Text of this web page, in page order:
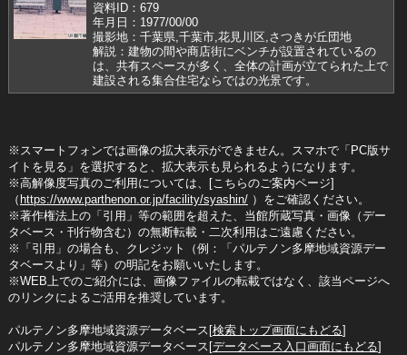
資料ID：679
年月日：1977/00/00
撮影地：千葉県,千葉市,花見川区,さつきが丘団地
解説：建物の間や商店街にベンチが設置されているの
は、共有スペースが多く、全体の計画が立てられた上で
建設される集合住宅ならではの光景です。
※スマートフォンでは画像の拡大表示ができません。スマホで「PC版サ
イトを見る」を選択すると、拡大表示も見られるようになります。
※高解像度写真のご利用については、[こちらのご案内ページ]
（ https://www.parthenon.or.jp/facility/syashin/）をご確認ください。
※著作権法上の「引用」等の範囲を超えた、当館所蔵写真・画像（デー
タベース・刊行物含む）の無断転載・二次利用はご遠慮ください。
※「引用」の場合も、クレジット（例：「パルテノン多摩地域資源デー
タベースより」等）の明記をお願いいたします。
※WEB上でのご紹介には、画像ファイルの転載ではなく、該当ページへ
のリンクによるご活用を推奨しています。
パルテノン多摩地域資源データベース[検索トップ画面にもどる]
パルテノン多摩地域資源データベース[データベース入口画面にもどる]